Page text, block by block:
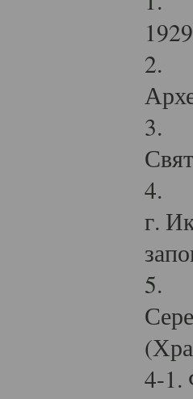
2.
3.
4.
г.
5.
4-1.